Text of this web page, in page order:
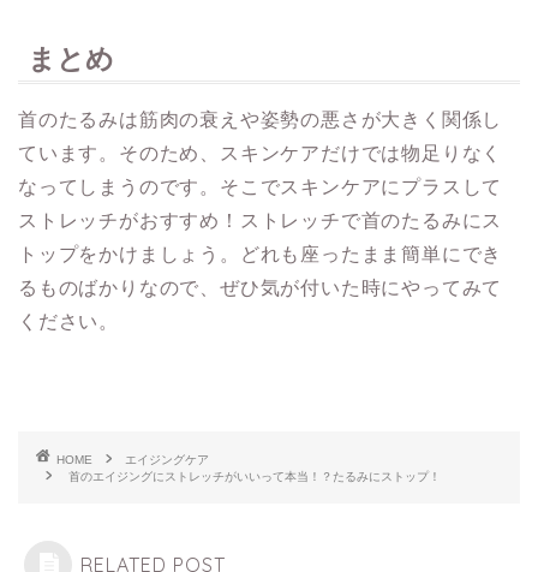
まとめ
首のたるみは筋肉の衰えや姿勢の悪さが大きく関係し
ています。そのため、スキンケアだけでは物足りなく
なってしまうのです。そこでスキンケアにプラスして
ストレッチがおすすめ！ストレッチで首のたるみにス
トップをかけましょう。どれも座ったまま簡単にでき
るものばかりなので、ぜひ気が付いた時にやってみて
ください。
HOME
エイジングケア
首のエイジングにストレッチがいいって本当！？たるみにストップ！
RELATED POST